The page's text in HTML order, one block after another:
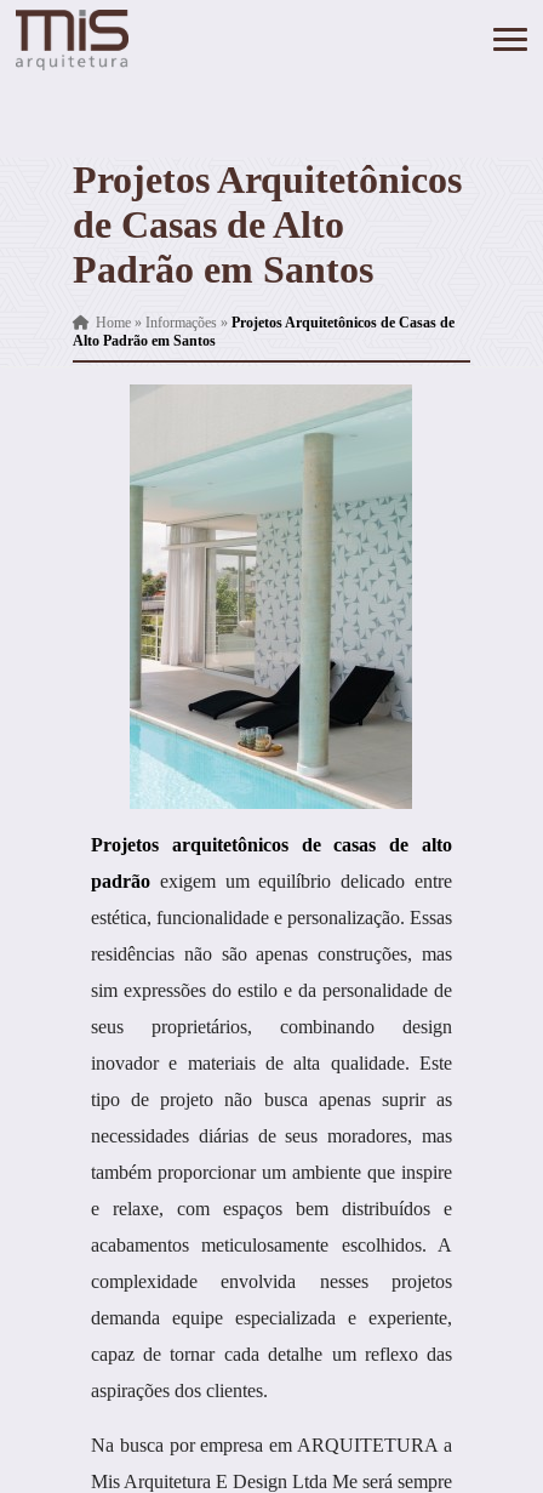
Projetos Arquitetônicos
de Casas de Alto
Padrão em Santos
Home» Informações » Projetos Arquitetônicos de Casas de
Alto Padrão em Santos
Projetos arquitetônicos de casas de alto
padrãoexigem um equilíbrio delicado entre
estética, funcionalidade e personalização. Essas
residências não são apenas construções, mas
sim expressões do estilo e da personalidade de
seus proprietários, combinando design
inovador e materiais de alta qualidade. Este
tipo de projeto não busca apenas suprir as
necessidades diárias de seus moradores, mas
também proporcionar um ambiente que inspire
e relaxe, com espaços bem distribuídos e
acabamentos meticulosamente escolhidos. A
complexidade envolvida nesses projetos
demanda equipe especializada e experiente,
capaz de tornar cada detalhe um reflexo das
aspirações dos clientes.
Na busca por empresa em ARQUITETURA a
Mis Arquitetura E Design Ltda Me será sempre